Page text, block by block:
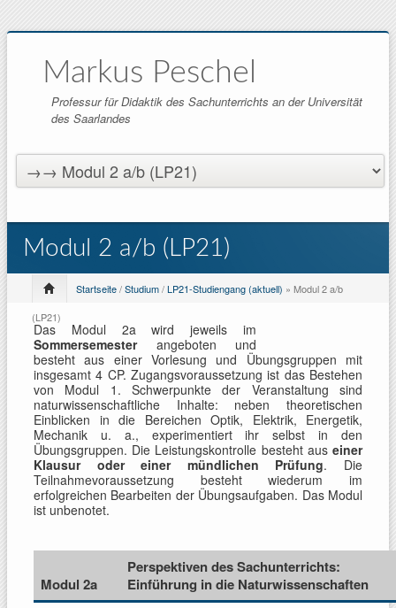
Markus Peschel
Professur für Didaktik des Sachunterrichts an der Universität
des Saarlandes
Modul 2 a/b (LP21)
Startseite/Studium/LP21-Studiengang (aktuell) » Modul 2 a/b
(LP21)
Das Modul 2a wird jeweils im
Sommersemesterangeboten und
besteht aus einer Vorlesung und Übungsgruppen mit
insgesamt 4 CP. Zugangsvoraussetzung ist das Bestehen
von Modul 1. Schwerpunkte der Veranstaltung sind
naturwissenschaftliche Inhalte: neben theoretischen
Einblicken in die Bereichen Optik, Elektrik, Energetik,
Mechanik u. a., experimentiert ihr selbst in den
Übungsgruppen. Die Leistungskontrolle besteht auseiner
Klausur oder einer mündlichen Prüfung. Die
Teilnahmevoraussetzung besteht wiederum im
erfolgreichen Bearbeiten der Übungsaufgaben. Das Modul
ist unbenotet.
Modul 2a
Perspektiven des Sachunterrichts:
Einführung in die Naturwissenschaften